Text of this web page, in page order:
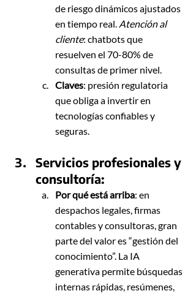
de riesgo dinámicos ajustados
en tiempo real. Atención al
cliente: chatbots que
resuelven el 70-80% de
consultas de primer nivel.
Claves: presión regulatoria
que obliga a invertir en
tecnologías confiables y
seguras.
Servicios profesionales y
consultoría:
Por qué está arriba: en
despachos legales, firmas
contables y consultoras, gran
parte del valor es “gestión del
conocimiento”. La IA
generativa permite búsquedas
internas rápidas, resúmenes,